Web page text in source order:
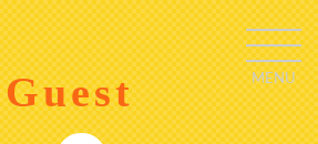
C
L
O
S
E
MENU
Guest